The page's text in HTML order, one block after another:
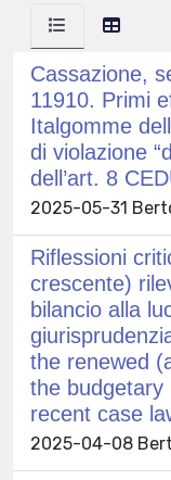
Cassazione,
11910. Primi
Italgomme
di violazione
dell’art. 8
2025-05-31
Riflessioni
crescente)
bilancio alla
the renewed
the budgetary
recent case
2025-04-08